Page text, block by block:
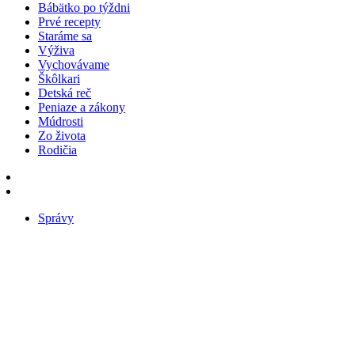
Bábätko po týždni
Prvé recepty
Staráme sa
Výživa
Vychovávame
Škôlkari
Detská reč
Peniaze a zákony
Múdrosti
Zo života
Rodičia
Správy